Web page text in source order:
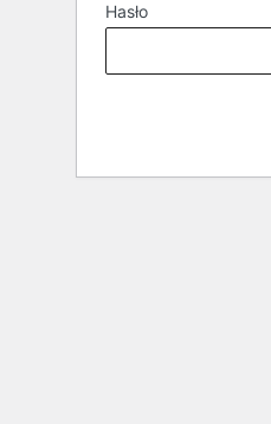
Hasło